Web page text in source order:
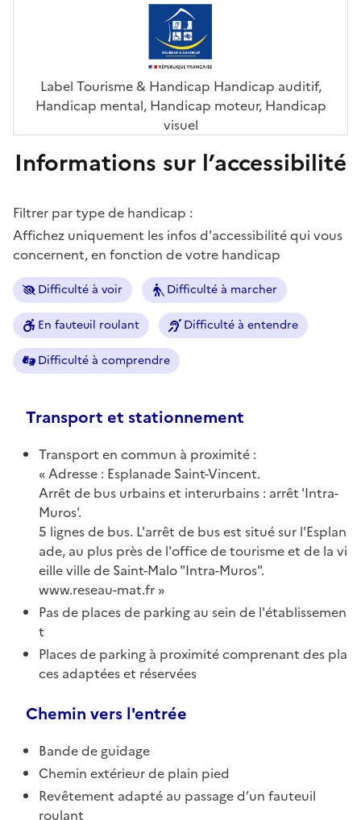
Label Tourisme & Handicap Handicap auditif,
Handicap mental, Handicap moteur, Handicap
visuel
Informations sur l’accessibilité
Filtrer par type de handicap :
Affichez uniquement les infos d'accessibilité qui vous
concernent, en fonction de votre handicap
Difficulté à voir Difficulté à marcher
En fauteuil roulant Difficulté à entendre
Difficulté à comprendre
Transport et stationnement
Transport en commun à proximité :
Adresse : Esplanade Saint-Vincent.
Arrêt de bus urbains et interurbains : arrêt 'Intra-
Muros'.
5 lignes de bus. L'arrêt de bus est situé sur l'Esplan
ade, au plus près de l'office de tourisme et de la vi
eille ville de Saint-Malo "Intra-Muros".
www.reseau-mat.fr
Pas de places de parking au sein de l'établissemen
t
Places de parking à proximité comprenant des pla
ces adaptées et réservées
Chemin vers l'entrée
Bande de guidage
Chemin extérieur de plain pied
Revêtement adapté au passage d’un fauteuil
roulant